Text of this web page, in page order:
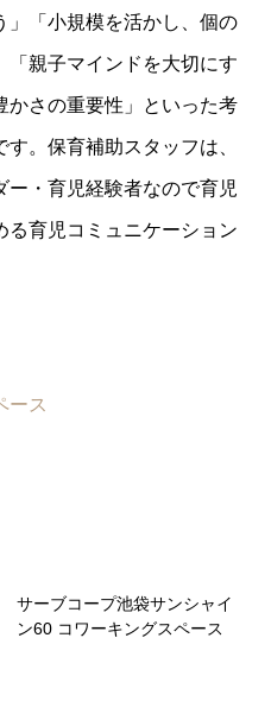
」「小規模を活かし、個の
「親子マインドを大切にす
かさの重要性」といった考
。保育補助スタッフは、
・育児経験者なので育児
る育児コミュニケーション
ース
サーブコープ池袋サンシャイ
ン60 コワーキングスペース